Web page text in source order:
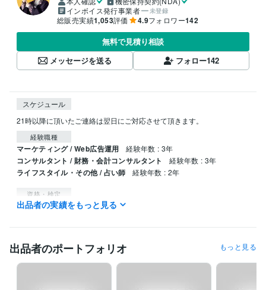
インボイス発行事業者
未登録
総販売実績1,053評価 4.9フォロワー142
無料で見積り相談
メッセージを送る
フォロー142
スケジュール
21時以降に頂いたご連絡は翌日にご対応させて頂きます。
経験職種
マーケティング / Web広告運用 経験年数 : 3年
コンサルタント / 財務・会計コンサルタント 経験年数 : 3年
ライフスタイル・その他 / 占い師 経験年数 : 2年
資格・検定
税理士科目合格「財務諸表論」
Excel:10年Google サイト:10年Google スプレッドシート:5年
Word:10年勘定奉行:1年弥生会計:3年
出品者の実績をもっと見る
出品者のポートフォリオ もっと見る